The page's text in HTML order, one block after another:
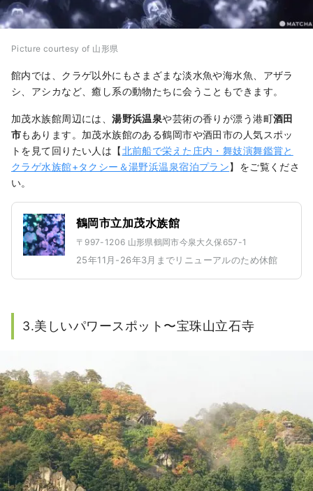
Picture courtesy of 山形県
館内では、クラゲ以外にもさまざまな淡水魚や海水魚、アザラ
シ、アシカなど、癒し系の動物たちに会うこともできます。
加茂水族館周辺には、湯野浜温泉や芸術の香りが漂う港町酒田
市もあります。加茂水族館のある鶴岡市や酒田市の人気スポッ
トを見て回りたい人は【北前船で栄えた庄内・舞妓演舞鑑賞と
クラゲ水族館+タクシー＆湯野浜温泉宿泊プラン】をご覧くださ
い。
鶴岡市立加茂水族館
〒997-1206 山形県鶴岡市今泉大久保657-1
25年11月-26年3月までリニューアルのため休館
3.美しいパワースポット〜宝珠山立石寺